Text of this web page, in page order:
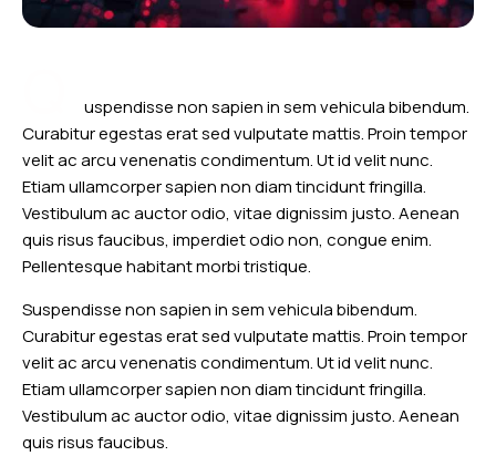
uspendisse non sapien in sem vehicula bibendum.
Curabitur egestas erat sed vulputate mattis. Proin tempor
velit ac arcu venenatis condimentum. Ut id velit nunc.
Etiam ullamcorper sapien non diam tincidunt fringilla.
Vestibulum ac auctor odio, vitae dignissim justo. Aenean
quis risus faucibus, imperdiet odio non, congue enim.
Pellentesque habitant morbi tristique.
Suspendisse non sapien in sem vehicula bibendum.
Curabitur egestas erat sed vulputate mattis. Proin tempor
velit ac arcu venenatis condimentum. Ut id velit nunc.
Etiam ullamcorper sapien non diam tincidunt fringilla.
Vestibulum ac auctor odio, vitae dignissim justo. Aenean
quis risus faucibus.